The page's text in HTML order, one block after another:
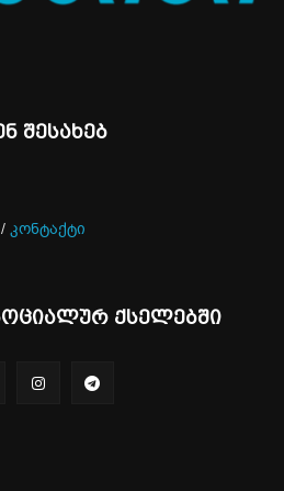
შესახებ
/ კონტაქტი
ქსელებში